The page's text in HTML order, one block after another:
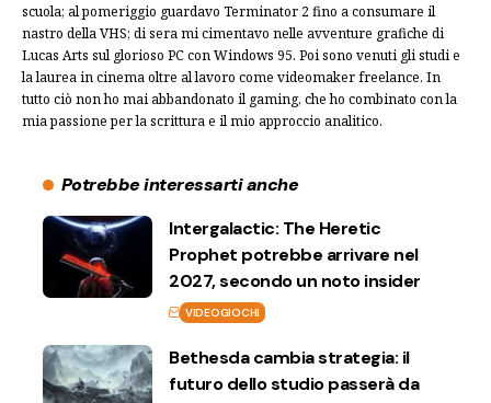
scuola; al pomeriggio guardavo Terminator 2 fino a consumare il
nastro della VHS; di sera mi cimentavo nelle avventure grafiche di
Lucas Arts sul glorioso PC con Windows 95. Poi sono venuti gli studi e
la laurea in cinema oltre al lavoro come videomaker freelance. In
tutto ciò non ho mai abbandonato il gaming, che ho combinato con la
mia passione per la scrittura e il mio approccio analitico.
Potrebbe interessarti anche
Intergalactic: The Heretic
Prophet potrebbe arrivare nel
2027, secondo un noto insider
VIDEOGIOCHI
Bethesda cambia strategia: il
futuro dello studio passerà da